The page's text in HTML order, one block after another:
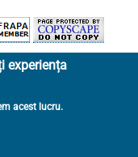
experiența
acest lucru.